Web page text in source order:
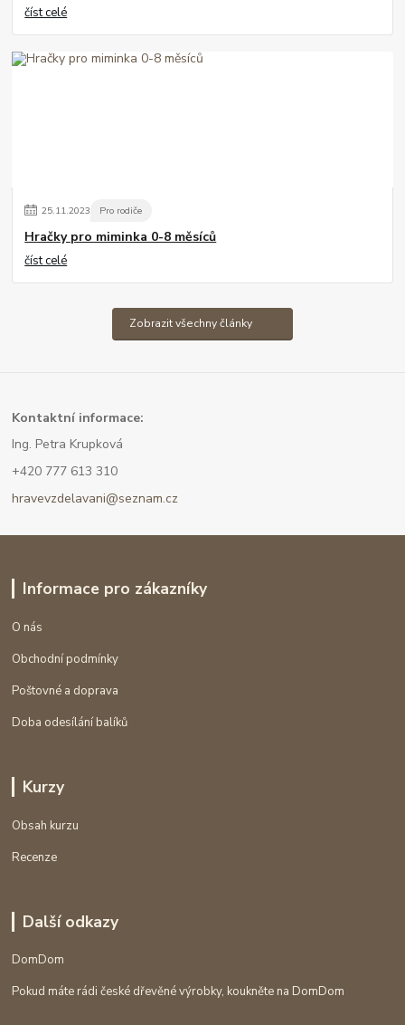
číst celé
25.11.2023 Pro rodiče
Hračky pro miminka 0-8 měsíců
číst celé
Zobrazit všechny články
Kontaktní informace:
Ing. Petra Krupková
+420 777 613 310
hravevzdelavani@seznam.cz
Informace pro zákazníky
O nás
Obchodní podmínky
Poštovné a doprava
Doba odesílání balíků
Kurzy
Obsah kurzu
Recenze
Další odkazy
DomDom
Pokud máte rádi české dřevěné výrobky, koukněte na DomDom